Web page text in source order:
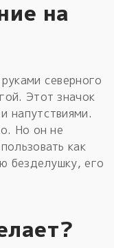
на
северного
Этот значок
напутствиями.
Но он не
как
безделушку, его